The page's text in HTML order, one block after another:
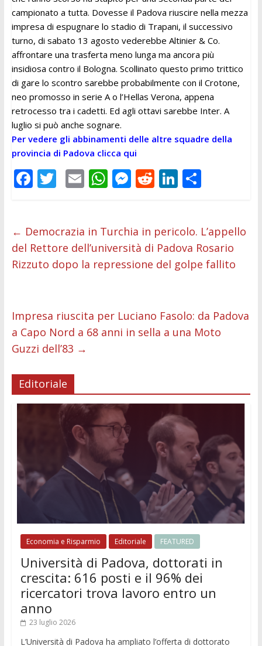
campionato a tutta. Dovesse il Padova riuscire nella mezza
impresa di espugnare lo stadio di Trapani, il successivo
turno, di sabato 13 agosto vederebbe Altinier & Co.
affrontare una trasferta meno lunga ma ancora più
insidiosa contro il Bologna. Scollinato questo primo trittico
di gare lo scontro sarebbe probabilmente con il Crotone,
neo promosso in serie A o l’Hellas Verona, appena
retrocesso tra i cadetti. Ed agli ottavi sarebbe Inter. A
luglio si può anche sognare.
Per vedere gli abbinamenti delle altre squadre della
provincia di Padova clicca qui
F
b
o
o
T
er
E
l
W
s
A
p
M
e
n
g
R
di
t
Li
e
dI
n
C
di
vi
di
← Democrazia in Turchia in pericolo. L’appello
del Rettore dell’università di Padova Rosario
Rizzuto dopo la repressione del golpe fallito
Impresa riuscita per Luciano Fasolo: da Padova
a Capo Nord a 68 anni in sella a una Moto
Guzzi dell’83 →
Editoriale
Economia e Risparmio Editoriale FEATURED
Università di Padova, dottorati in
crescita: 616 posti e il 96% dei
ricercatori trova lavoro entro un
anno
23 luglio 2026
L’Università di Padova ha ampliato l’offerta di dottorato